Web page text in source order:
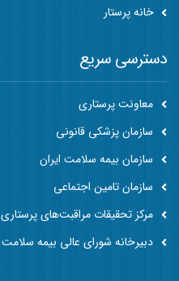
خانه پرستار
دسترسی سریع
معاونت پرستاری
سازمان پزشکی قانونی
سازمان بیمه سلامت ایران
سازمان تامین اجتماعی
مرکز تحقیقات مراقبت‌های پرستاری
دبیرخانه شورای عالی بیمه سلامت